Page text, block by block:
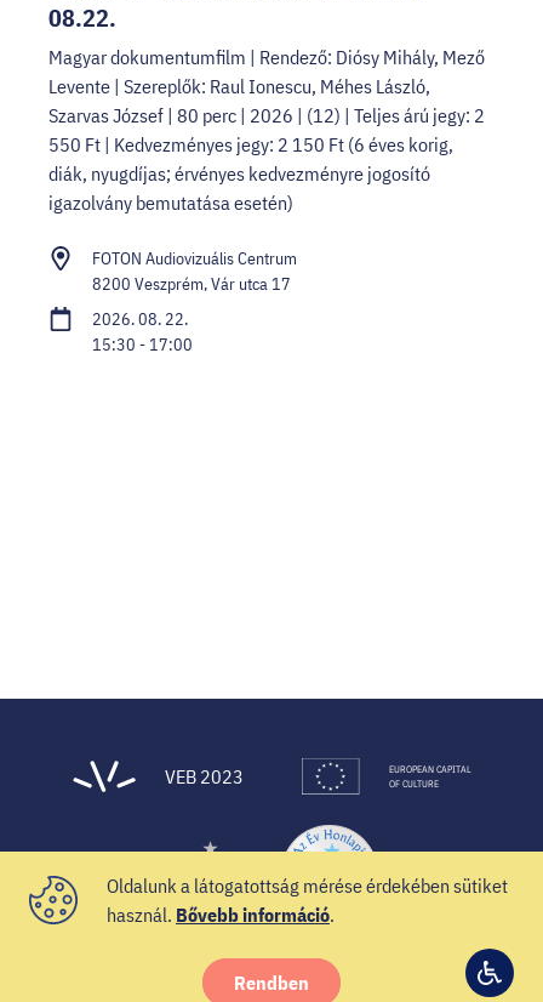
© 2021 Veszprém-Balaton 2023
08.22.
Magyar dokumentumfilm | Rendező: Diósy Mihály, Mező
Levente | Szereplők: Raul Ionescu, Méhes László,
Szarvas József | 80 perc | 2026 | (12) | Teljes árú jegy: 2
550 Ft | Kedvezményes jegy: 2 150 Ft (6 éves korig,
diák, nyugdíjas; érvényes kedvezményre jogosító
igazolvány bemutatása esetén)
FOTON Audiovizuális Centrum
8200 Veszprém, Vár utca 17
2026. 08. 22.
15:30 - 17:00
VEB 2023
EUROPEAN CAPITAL
OF CULTURE
Oldalunk a látogatottság mérése érdekében sütiket
használ. Bővebb információ.
Rendben